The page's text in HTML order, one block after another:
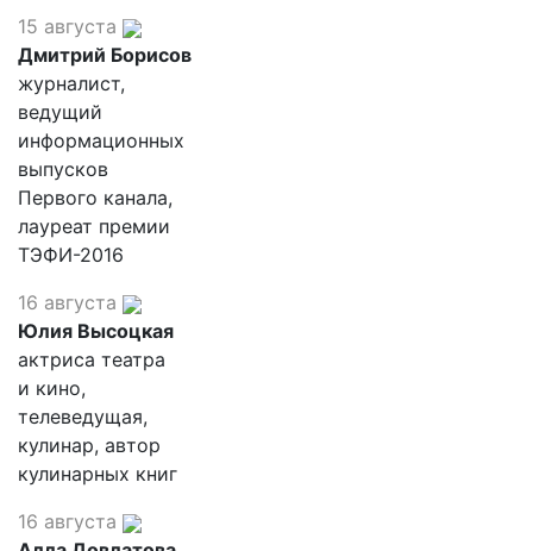
15 августа
Дмитрий Борисов
журналист,
ведущий
информационных
выпусков
Первого канала,
лауреат премии
ТЭФИ-2016
16 августа
Юлия Высоцкая
актриса театра
и кино,
телеведущая,
кулинар, автор
кулинарных книг
16 августа